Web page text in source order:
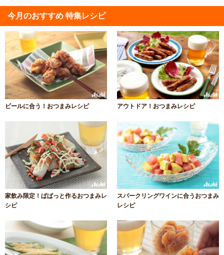
今月のおすすめ 特集レシピ
ビールに合う！おつまみレシピ アウトドア！おつまみレシピ
家飲み限定！ぱぱっと作るおつまみレ
シピ
スパークリングワインに合うおつまみ
レシピ